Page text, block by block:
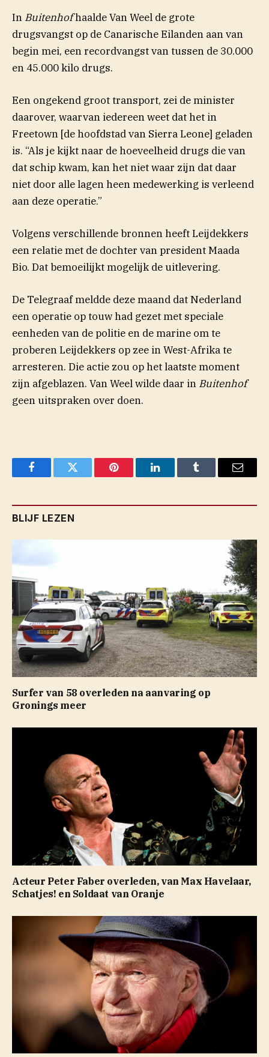
In Buitenhofhaalde Van Weel de grote
drugsvangst op de Canarische Eilanden aan van
begin mei, een recordvangst van tussen de 30.000
en 45.000 kilo drugs.
Een ongekend groot transport, zei de minister
daarover, waarvan iedereen weet dat het in
Freetown [de hoofdstad van Sierra Leone] geladen
is. “Als je kijkt naar de hoeveelheid drugs die van
dat schip kwam, kan het niet waar zijn dat daar
niet door alle lagen heen medewerking is verleend
aan deze operatie.”
Volgens verschillende bronnen heeft Leijdekkers
een relatie met de dochter van president Maada
Bio. Dat bemoeilijkt mogelijk de uitlevering.
De Telegraaf meldde deze maand dat Nederland
een operatie op touw had gezet met speciale
eenheden van de politie en de marine om te
proberen Leijdekkers op zee in West-Afrika te
arresteren. Die actie zou op het laatste moment
zijn afgeblazen. Van Weel wilde daar in Buitenhof
geen uitspraken over doen.
FacebookTwitter Pinterest LinkedInTumblr Email
BLIJF LEZEN
Surfer van 58 overleden na aanvaring op
Gronings meer
Acteur Peter Faber overleden, van Max Havelaar,
Schatjes! en Soldaat van Oranje